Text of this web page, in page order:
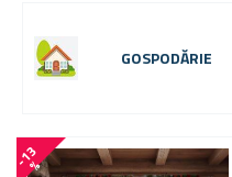
GOSPODĂRIE
-
1
3
%